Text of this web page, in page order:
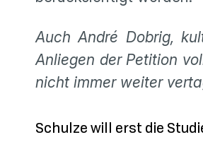
Auch André Dobrig,
Anliegen der Petition
nicht immer weiter
Schulze will erst die